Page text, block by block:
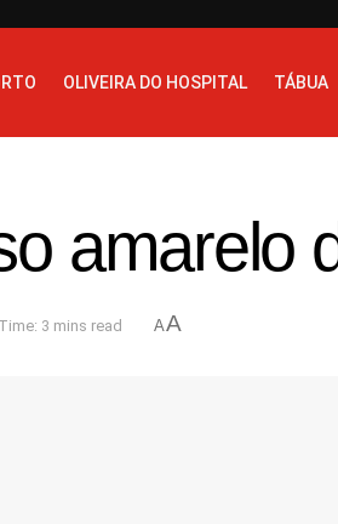
OLIVEIRA DO HOSPITAL TÁBUA
amarelo
3 mins read AA